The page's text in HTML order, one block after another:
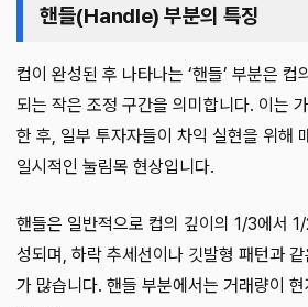
핸들(Handle) 부분의 특징
컵이 완성된 후 나타나는 ‘핸들’ 부분은 컵
되는 작은 조정 구간을 의미합니다. 이는
한 후, 일부 투자자들이 차익 실현을 위해
일시적인 눌림목 현상입니다.
핸들은 일반적으로 컵의 깊이의 1/3에서
성되며, 하락 추세선이나 깃발형 패턴과
가 많습니다. 핸들 부분에서는 거래량이